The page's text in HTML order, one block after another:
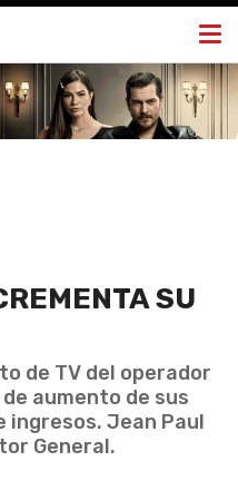
SU
de TV del operador
aumento de sus
ingresos. Jean Paul
General.